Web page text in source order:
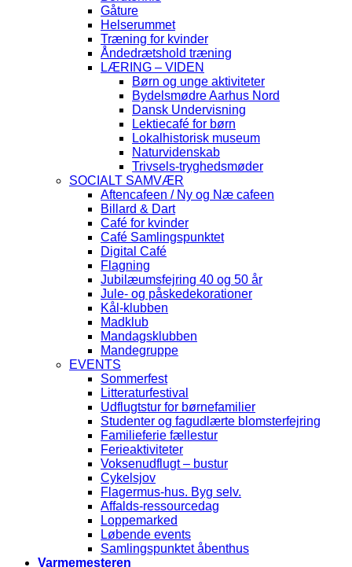
Gåture
Helserummet
Træning for kvinder
Åndedrætshold træning
LÆRING – VIDEN
Børn og unge aktiviteter
Bydelsmødre Aarhus Nord
Dansk Undervisning
Lektiecafé for børn
Lokalhistorisk museum
Naturvidenskab
Trivsels-tryghedsmøder
SOCIALT SAMVÆR
Aftencafeen / Ny og Næ cafeen
Billard & Dart
Café for kvinder
Café Samlingspunktet
Digital Café
Flagning
Jubilæumsfejring 40 og 50 år
Jule- og påskedekorationer
Kål-klubben
Madklub
Mandagsklubben
Mandegruppe
EVENTS
Sommerfest
Litteraturfestival
Udflugtstur for børnefamilier
Studenter og fagudlærte blomsterfejring
Familieferie fællestur
Ferieaktiviteter
Voksenudflugt – bustur
Cykelsjov
Flagermus-hus. Byg selv.
Affalds-ressourcedag
Loppemarked
Løbende events
Samlingspunktet åbenthus
Varmemesteren